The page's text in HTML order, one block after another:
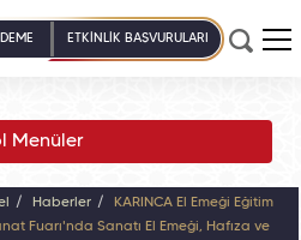
ETKİNLİK BAŞVURULARI
Menüler
Haberler
KARINCA El Emeği Eğitim
Fuarı'nda Sanatı El Emeği, Hafıza ve